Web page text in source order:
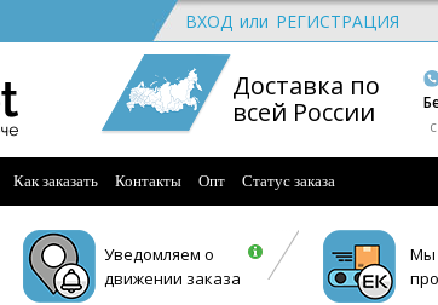
ВХОД или РЕГИСТРАЦИЯ
Доставка по
всей России
Как заказать Контакты Опт Статус заказа
Уведомляем о
движении заказа
Мы